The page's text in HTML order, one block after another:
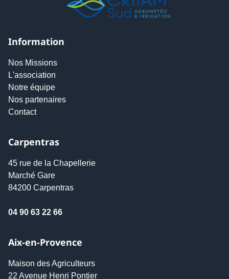
Information
Nos Missions
L'association
Notre équipe
Nos partenaires
Contact
Carpentras
45 rue de la Chapellerie
Marché Gare
84200 Carpentras
04 90 63 22 66
Aix-en-Provence
Maison des Agriculteurs
22 Avenue Henri Pontier